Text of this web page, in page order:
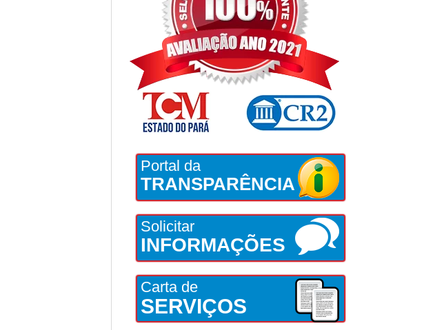
Portal da
TRANSPARÊNCIA
Solicitar
INFORMAÇÕES
Carta de
SERVIÇOS